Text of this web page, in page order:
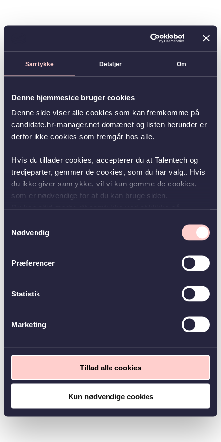
Samtykke Detaljer Om
Denne hjemmeside bruger cookies
Denne side viser alle cookies som kan fremkomme på
candidate.hr-manager.net domænet og listen herunder er
derfor ikke cookies som fremgår hos alle.
Hvis du tillader cookies, accepterer du at Talentech og
tredjeparter, gemmer de cookies, som du har valgt. Hvis
du ikke giver samtykke, vil vi kun gemme de cookies,
som er nødvendige for at du kan bruge siden.
Nødvendig
Præferencer
Statistik
Marketing
Tillad alle cookies
Kun nødvendige cookies